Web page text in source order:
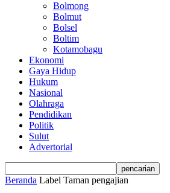
Bolmong
Bolmut
Bolsel
Boltim
Kotamobagu
Ekonomi
Gaya Hidup
Hukum
Nasional
Olahraga
Pendidikan
Politik
Sulut
Advertorial
Beranda Label Taman pengajian